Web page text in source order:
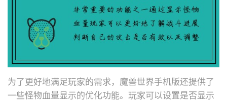
为了更好地满足玩家的需求，魔兽世界手机版还提供了
一些怪物血量显示的优化功能。玩家可以设置是否显示